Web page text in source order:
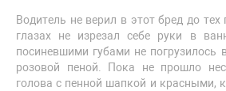
Водитель не верил в этот бред до
глазах не изрезал себе руки в
посиневшими губами не погрузилось
розовой пеной. Пока не прошло
голова с пенной шапкой и красными,